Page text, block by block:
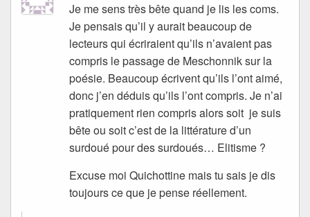
Je me sens très bête quand je lis les coms.
Je pensais qu’il y aurait beaucoup de
lecteurs qui écriraient qu’ils n’avaient pas
compris le passage de Meschonnik sur la
poésie. Beaucoup écrivent qu’ils l’ont aimé,
donc j’en déduis qu’ils l’ont compris. Je n’ai
pratiquement rien compris alors soit je suis
bête ou soit c’est de la littérature d’un
surdoué pour des surdoués… Elitisme ?
Excuse moi Quichottine mais tu sais je dis
toujours ce que je pense réellement.